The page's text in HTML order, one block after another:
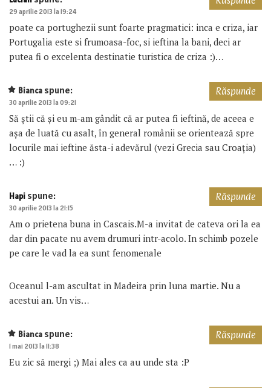
29 aprilie 2013 la 19:24
poate ca portughezii sunt foarte pragmatici: inca e criza, iar
Portugalia este si frumoasa-foc, si ieftina la bani, deci ar
putea fi o excelenta destinatie turistica de criza :)…
Bianca spune:
30 aprilie 2013 la 09:21
Să știi că și eu m-am gândit că ar putea fi ieftină, de aceea e
așa de luată cu asalt, în general românii se orientează spre
locurile mai ieftine ăsta-i adevărul (vezi Grecia sau Croația)
… :)
Răspunde
Hapi spune:
30 aprilie 2013 la 21:15
Am o prietena buna in Cascais.M-a invitat de cateva ori la ea
dar din pacate nu avem drumuri intr-acolo. In schimb pozele
pe care le vad la ea sunt fenomenale
Oceanul l-am ascultat in Madeira prin luna martie. Nu a
acestui an. Un vis…
Răspunde
Bianca spune:
1 mai 2013 la 11:38
Eu zic să mergi ;) Mai ales ca au unde sta :P
Răspunde